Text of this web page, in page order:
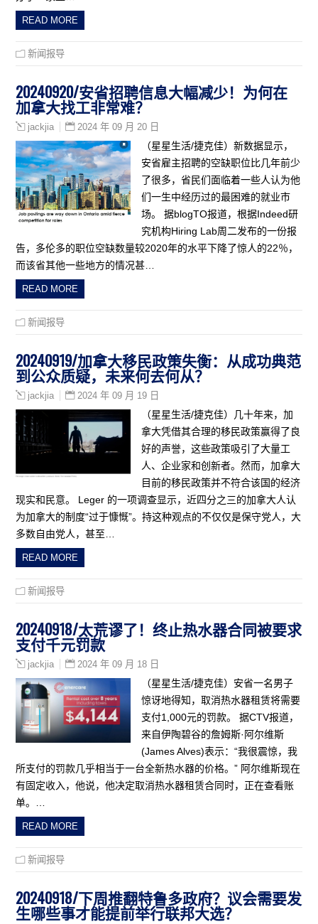
READ MORE
新闻报导
20240920/安省招聘信息大幅减少！为何在
加拿大找工非常难？
jackjia 2024 年 09 月 20 日
（星星生活/捷克佳）新数据显示，
安省雇主招聘的空缺职位比几年前少
了很多，省民们面临着一些人认为他
们一生中经历过的最困难的就业市
场。 据blogTO报道，根据Indeed研
究机构Hiring Lab周二发布的一份报
告，多伦多的职位空缺数量较2020年的水平下降了惊人的22％，
而该省其他一些地方的情况甚…
READ MORE
新闻报导
20240919/加拿大移民政策失衡：从成功典范
到公众质疑，未来何去何从？
jackjia 2024 年 09 月 19 日
（星星生活/捷克佳）几十年来，加
拿大凭借其合理的移民政策赢得了良
好的声誉，这些政策吸引了大量工
人、企业家和创新者。然而，加拿大
目前的移民政策并不符合该国的经济
现实和民意。 Leger 的一项调查显示，近四分之三的加拿大人认
为加拿大的制度“过于慷慨”。持这种观点的不仅仅是保守党人，大
多数自由党人，甚至…
READ MORE
新闻报导
20240918/太荒谬了！终止热水器合同被要求
支付千元罚款
jackjia 2024 年 09 月 18 日
（星星生活/捷克佳）安省一名男子
惊讶地得知，取消热水器租赁将需要
支付1,000元的罚款。 据CTV报道，
来自伊陶碧谷的詹姆斯·阿尔维斯
(James Alves)表示：“我很震惊，我
所支付的罚款几乎相当于一台全新热水器的价格。” 阿尔维斯现在
有固定收入，他说，他决定取消热水器租赁合同时，正在查看账
单。…
READ MORE
新闻报导
20240918/下周推翻特鲁多政府？议会需要发
生哪些事才能提前举行联邦大选？